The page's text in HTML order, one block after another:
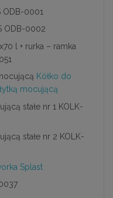
ODB-0001
ODB-0002
l + rurka – ramka
Kółko do
mocującą
stałe nr 1 KOLK-
stałe nr 2 KOLK-
Splast